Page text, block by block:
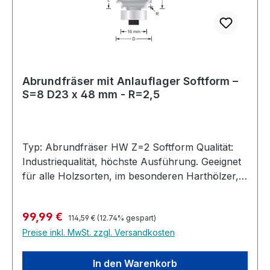
nicht im Standardsortiment finden, fragen Sie
direkt bei uns an. Wir fertigen jeden benötigten
Fräser nach Ihren Wünschen.Maximal zulässige
Abrundfräser mit Anlauflager Softform –
S=8 D23 x 48 mm - R=2,5
Typ: Abrundfräser HW Z=2 Softform Qualität:
Industriequalität, höchste Ausführung. Geeignet
für alle Holzsorten, im besonderen Harthölzer,
mit Anlauflager, Hartmetall bestücktfür die
Industrielle Nutzung. Höchste
Standzeit. Abrundfräser mit verlängerten und
auslaufenden Schneiden. Dies verhindert, dass
Verkaufspreis:
99,99 € Regulärer Preis:
114,59 € (12.74% gespart)
Preise inkl. MwSt. zzgl. Versandkosten
In den Warenkorb